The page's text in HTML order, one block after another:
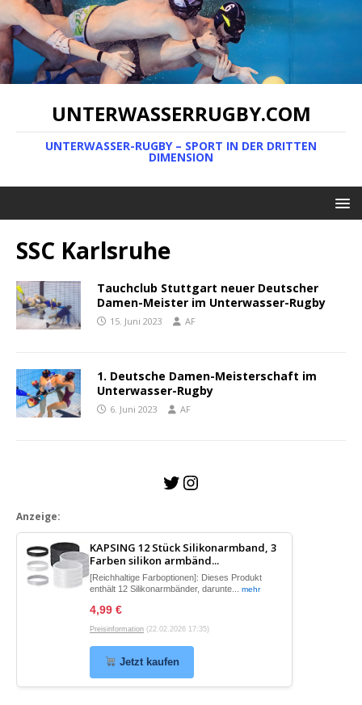
UNTERWASSERRUGBY.COM
UNTERWASSER-RUGBY – SPORT IN DER DRITTEN
DIMENSION
SSC Karlsruhe
Tauchclub Stuttgart neuer Deutscher
Damen-Meister im Unterwasser-Rugby
15. Juni 2023 AF
1. Deutsche Damen-Meisterschaft im
Unterwasser-Rugby
6. Juni 2023 AF
Anzeige:
KAPSING 12 Stück Silikonarmband, 3
Farben silikon armbänd...
[Reichhaltige Farboptionen]: Dieses Produkt
enthält 12 Silikonarmbänder, darunte... mehr
4,99 €
Preisinformation (22.02.2026 17:35)
Jetzt kaufen